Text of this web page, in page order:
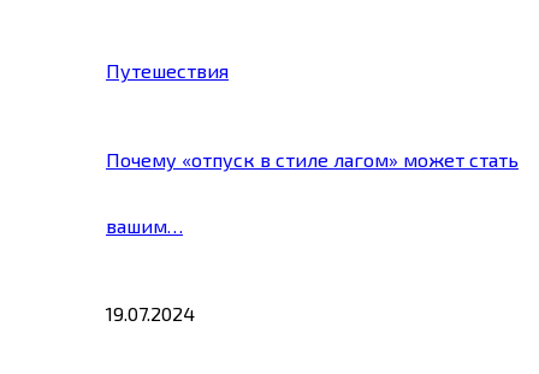
Путешествия
Почему «отпуск в стиле лагом» может стать
вашим…
19.07.2024